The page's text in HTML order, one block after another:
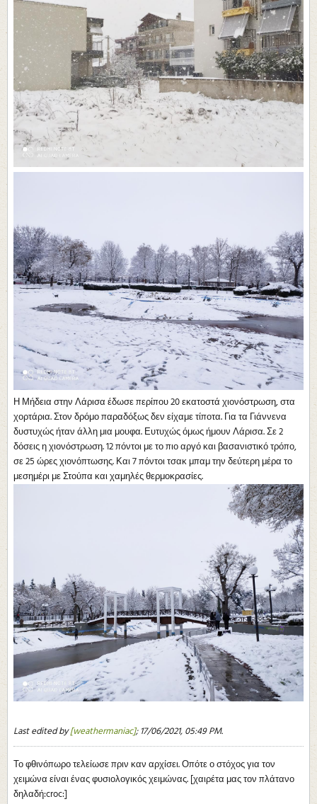
Η Μήδεια στην Λάρισα έδωσε περίπου 20 εκατοστά χιονόστρωση, στα
χορτάρια. Στον δρόμο παραδόξως δεν είχαμε τίποτα. Για τα Γιάννενα
δυστυχώς ήταν άλλη μια μουφα. Ευτυχώς όμως ήμουν Λάρισα. Σε 2
δόσεις η χιονόστρωση. 12 πόντοι με το πιο αργό και βασανιστικό τρόπο,
σε 25 ώρες χιονόπτωσης. Και 7 πόντοι τσακ μπαμ την δεύτερη μέρα το
μεσημέρι με Στούπα και χαμηλές θερμοκρασίες.
Last edited by[weathermaniac];17/06/2021, 05:49 PM.
Το φθινόπωρο τελείωσε πριν καν αρχίσει. Οπότε ο στόχος για τον
χειμώνα είναι ένας φυσιολογικός χειμώνας. [χαιρέτα μας τον πλάτανο
δηλαδή:croc:]